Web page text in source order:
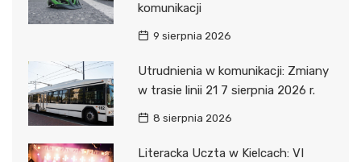
komunikacji
9 sierpnia 2026
Utrudnienia w komunikacji: Zmiany
w trasie linii 21 7 sierpnia 2026 r.
8 sierpnia 2026
Literacka Uczta w Kielcach: VI